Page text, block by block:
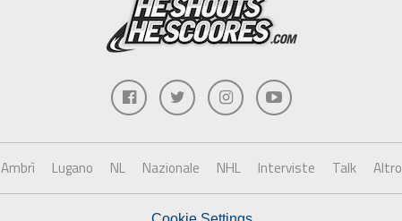
Ambrì Lugano NL Nazionale NHL Interviste Talk Altro